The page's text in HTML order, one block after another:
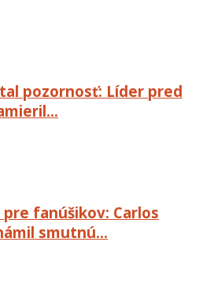
pozornosť: Líder pred
pre fanúšikov: Carlos
smutnú…